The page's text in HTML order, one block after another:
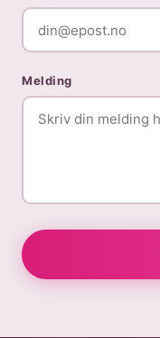
Melding